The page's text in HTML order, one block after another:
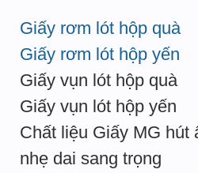
Giấy rơm lót hộp quà
Giấy rơm lót hộp yến
Giấy vụn lót hộp quà
Giấy vụn lót hộp yến
Chất liệu Giấy MG hút
nhẹ dai sang trọng